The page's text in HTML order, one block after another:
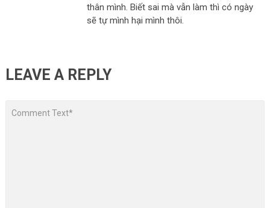
thân mình. Biết sai mà vẫn làm thì có ngày
sẽ tự mình hại mình thôi.
LEAVE A REPLY